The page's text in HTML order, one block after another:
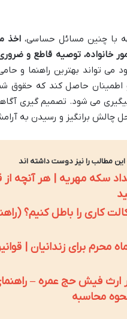
با چنین مسائل حساسی، اخذ
خانواده، توصیه قاطع و
می تواند بهترین راهنما و
اطمینان حاصل کند که حقوق
می شود. تصمیم گیری
چالش برانگیز و رسیدن به
این مطالب را نیز دوست داشته اند
سکه مهریه | هر آنچه از
کاری را باطل کنیم؟
محرم برای زندانیان |
ارث فیش حج عمره –
محاسبه